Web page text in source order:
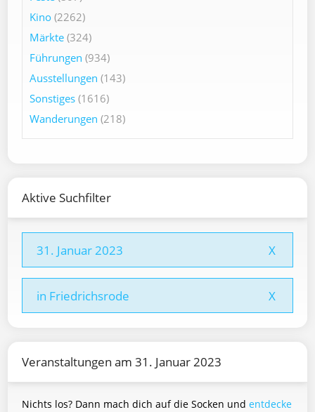
Kino (2262)
Märkte (324)
Führungen (934)
Ausstellungen (143)
Sonstiges (1616)
Wanderungen (218)
Aktive Suchfilter
31. Januar 2023 X
in Friedrichsrode X
Veranstaltungen am 31. Januar 2023
Nichts los? Dann mach dich auf die Socken und entdecke